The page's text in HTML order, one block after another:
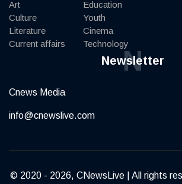
Art
Culture
Literature
Current affairs
Education
Youth
Cinema
Technology
Newsletter
N
Cnews Media
info@cnewslive.com
© 2020 - 2026, CNewsLive | All rights